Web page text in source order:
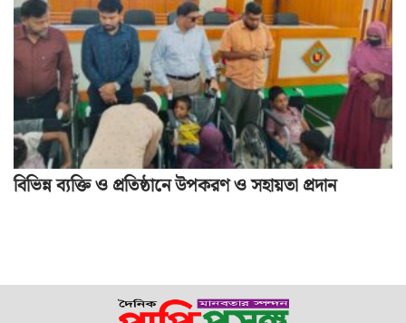
বিভিন্ন ব্যক্তি ও প্রতিষ্ঠানে উপকরণ ও সহায়তা প্রদান